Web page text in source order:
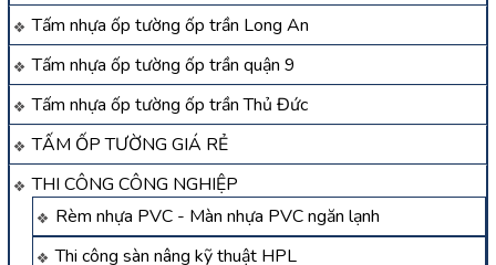
Tấm nhựa ốp tường ốp trần Long An
Tấm nhựa ốp tường ốp trần quận 9
Tấm nhựa ốp tường ốp trần Thủ Đức
TẤM ỐP TƯỜNG GIÁ RẺ
THI CÔNG CÔNG NGHIỆP
Rèm nhựa PVC - Màn nhựa PVC ngăn lạnh
Thi công sàn nâng kỹ thuật HPL